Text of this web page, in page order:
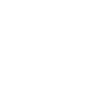
lassen sich